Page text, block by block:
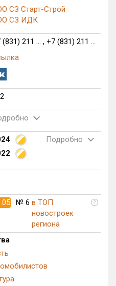
0 из 22
0 из 11
102 из 9 622
СЗ Старт-Строй
СЗ ИДК
(831) 211 ... , +7 (831) 211 ...
Подробно
№ 6 в ТОП
новостроек
региона
?